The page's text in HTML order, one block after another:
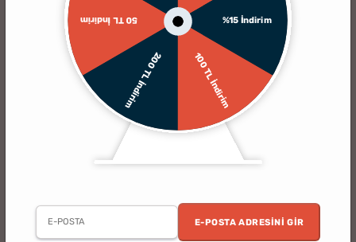
%15 İndirim
100 TL İndirim
200 TL İndirim
50 TL İndirim
E-POSTA ADRESINI GIR